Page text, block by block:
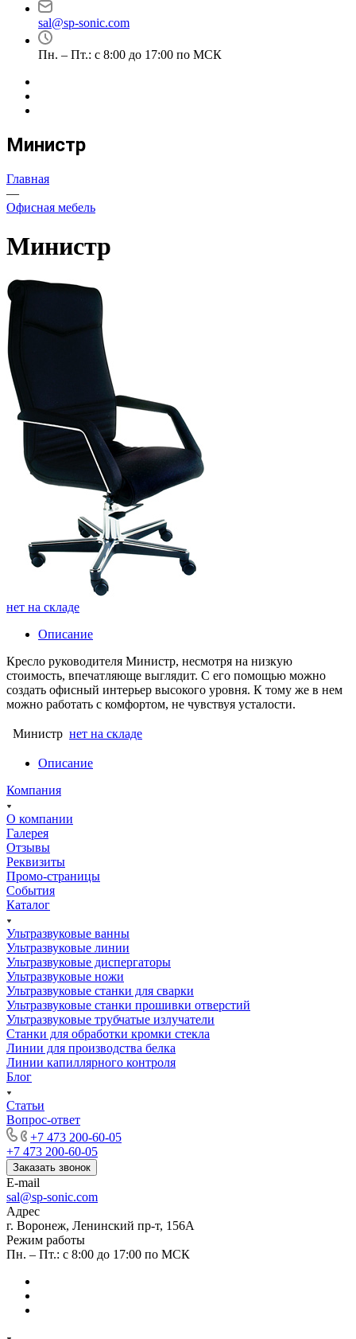
sal@sp-sonic.com
Пн. – Пт.: с 8:00 до 17:00 по МСК
Министр
Главная
—
Офисная мебель
Министр
нет на складе
Описание
Кресло руководителя Министр, несмотря на низкую
стоимость, впечатляюще выглядит. С его помощью можно
создать офисный интерьер высокого уровня. К тому же в нем
можно работать с комфортом, не чувствуя усталости.
Министр нет на складе
Описание
Компания
О компании
Галерея
Отзывы
Реквизиты
Промо-страницы
События
Каталог
Ультразвуковые ванны
Ультразвуковые линии
Ультразвуковые диспергаторы
Ультразвуковые ножи
Ультразвуковые станки для сварки
Ультразвуковые станки прошивки отверстий
Ультразвуковые трубчатые излучатели
Станки для обработки кромки стекла
Линии для производства белка
Линии капиллярного контроля
Блог
Статьи
Вопрос-ответ
+7 473 200-60-05
+7 473 200-60-05
Заказать звонок
E-mail
sal@sp-sonic.com
Адрес
г. Воронеж, Ленинский пр-т, 156А
Режим работы
Пн. – Пт.: с 8:00 до 17:00 по МСК